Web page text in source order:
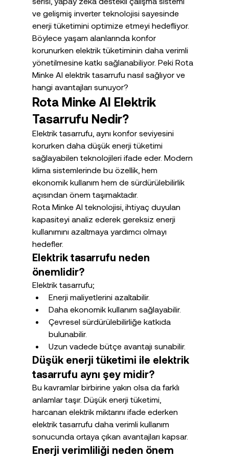
ve gelişmiş inverter teknolojisi sayesinde
enerji tüketimini optimize etmeyi hedefliyor.
Böylece yaşam alanlarında konfor
korunurken elektrik tüketiminin daha verimli
yönetilmesine katkı sağlanabiliyor. Peki Rota
Minke AI elektrik tasarrufu nasıl sağlıyor ve
hangi avantajları sunuyor?
Rota Minke AI Elektrik
Tasarrufu Nedir?
Elektrik tasarrufu, aynı konfor seviyesini
korurken daha düşük enerji tüketimi
sağlayabilen teknolojileri ifade eder. Modern
klima sistemlerinde bu özellik, hem
ekonomik kullanım hem de sürdürülebilirlik
açısından önem taşımaktadır.
Rota Minke AI teknolojisi, ihtiyaç duyulan
kapasiteyi analiz ederek gereksiz enerji
kullanımını azaltmaya yardımcı olmayı
hedefler.
Elektrik tasarrufu neden
önemlidir?
Elektrik tasarrufu;
Enerji maliyetlerini azaltabilir.
Daha ekonomik kullanım sağlayabilir.
Çevresel sürdürülebilirliğe katkıda
bulunabilir.
Uzun vadede bütçe avantajı sunabilir.
Düşük enerji tüketimi ile elektrik
tasarrufu aynı şey midir?
Bu kavramlar birbirine yakın olsa da farklı
anlamlar taşır. Düşük enerji tüketimi,
harcanan elektrik miktarını ifade ederken
elektrik tasarrufu daha verimli kullanım
sonucunda ortaya çıkan avantajları kapsar.
Enerji verimliliği neden önem